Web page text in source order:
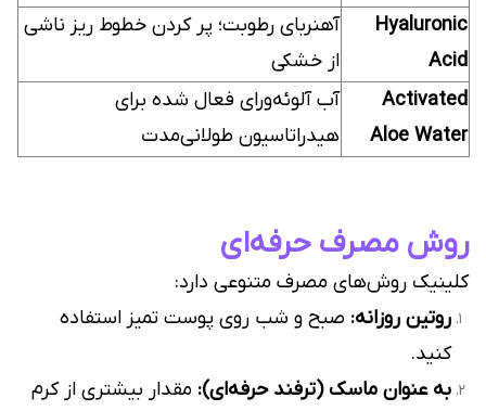
Hyaluronic
Acid
آهنربای رطوبت؛ پر کردن خطوط ریز ناشی
از خشکی
Activated
Aloe Water
آب آلوئه‌ورای فعال شده برای
هیدراتاسیون طولانی‌مدت
روش مصرف حرفه‌ای
کلینیک روش‌های مصرف متنوعی دارد:
روتین روزانه: صبح و شب روی پوست تمیز استفاده
کنید.
به عنوان ماسک (ترفند حرفه‌ای): مقدار بیشتری از کرم